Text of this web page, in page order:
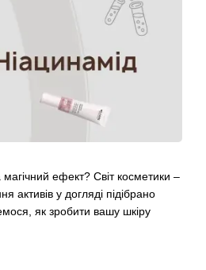
ефект? Світ косметики –
у догляді підібрано
як зробити вашу шкіру